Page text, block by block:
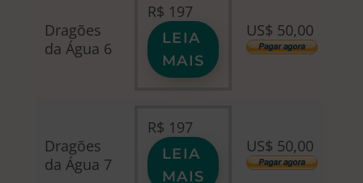
Dragões
da Água 6
R$ 197
LEIA
MAIS
US$ 50,00
Dragões
da Água 7
R$ 197
LEIA
MAIS
US$ 50,00